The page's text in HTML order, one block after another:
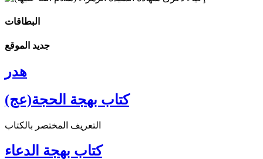
البطاقات
جديد الموقع
هدر
كتاب بهجة الحجة(عج)
التعريف المختصر بالكتاب
كتاب بهجة الدعاء